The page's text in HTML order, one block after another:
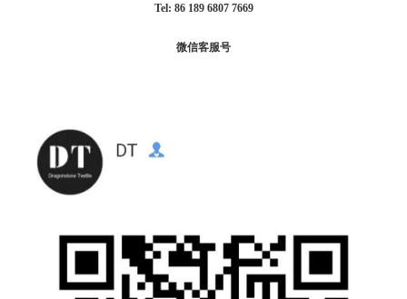
Tel: 86 189 6807 7669
微信客服号